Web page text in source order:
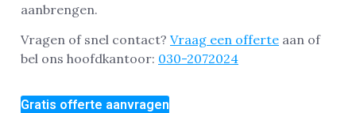
aanbrengen.
Vragen of snel contact? Vraag een offerte aan of
bel ons hoofdkantoor: 030-2072024
Gratis offerte aanvragen